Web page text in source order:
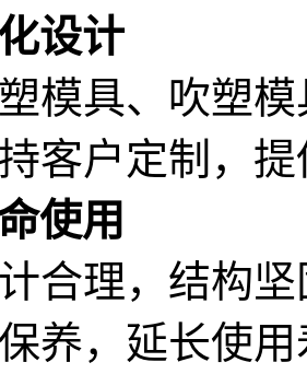
设计
模具、吹塑
客户定制，
使用
合理，结构
养，延长使